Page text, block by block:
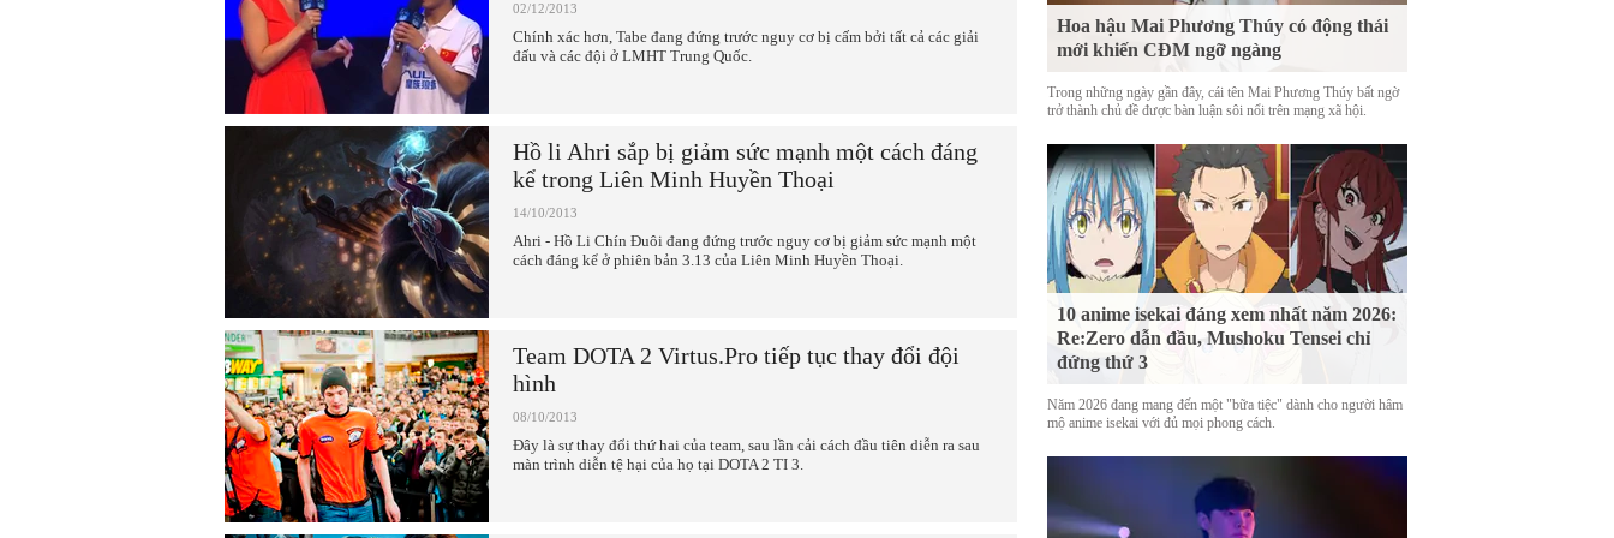
02/12/2013
Chính xác hơn, Tabe đang đứng trước nguy cơ bị cấm bởi tất cả các giải
đấu và các đội ở LMHT Trung Quốc.
Hồ li Ahri sắp bị giảm sức mạnh một cách đáng
kể trong Liên Minh Huyền Thoại
14/10/2013
Ahri - Hồ Li Chín Đuôi đang đứng trước nguy cơ bị giảm sức mạnh một
cách đáng kể ở phiên bản 3.13 của Liên Minh Huyền Thoại.
Team DOTA 2 Virtus.Pro tiếp tục thay đổi đội
hình
08/10/2013
Đây là sự thay đổi thứ hai của team, sau lần cải cách đầu tiên diễn ra sau
màn trình diễn tệ hại của họ tại DOTA 2 TI 3.
Hoa hậu Mai Phương Thúy có động thái
mới khiến CĐM ngỡ ngàng
Trong những ngày gần đây, cái tên Mai Phương Thúy bất ngờ
trở thành chủ đề được bàn luận sôi nổi trên mạng xã hội.
10 anime isekai đáng xem nhất năm 2026:
Re:Zero dẫn đầu, Mushoku Tensei chỉ
đứng thứ 3
Năm 2026 đang mang đến một "bữa tiệc" dành cho người hâm
mộ anime isekai với đủ mọi phong cách.